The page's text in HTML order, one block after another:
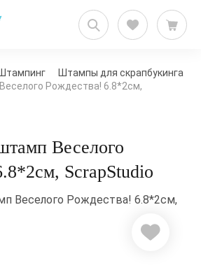
Штампинг
Штампы для скрапбукинга
Рождества! 6.8*2см,
Веселого
ScrapStudio